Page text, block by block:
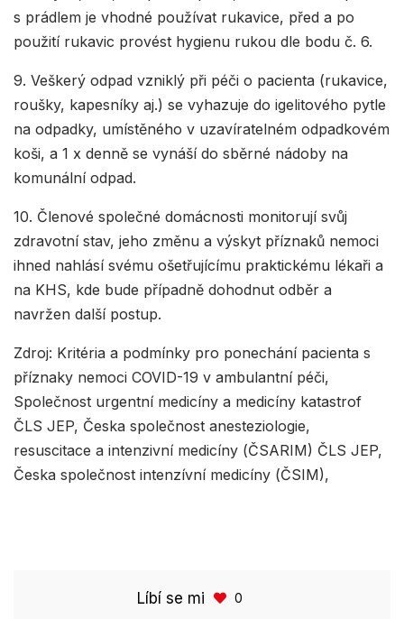
s prádlem je vhodné používat rukavice, před a po
použití rukavic provést hygienu rukou dle bodu č. 6.
9. Veškerý odpad vzniklý při péči o pacienta (rukavice,
roušky, kapesníky aj.) se vyhazuje do igelitového pytle
na odpadky, umístěného v uzavíratelném odpadkovém
koši, a 1 x denně se vynáší do sběrné nádoby na
komunální odpad.
10. Členové společné domácnosti monitorují svůj
zdravotní stav, jeho změnu a výskyt příznaků nemoci
ihned nahlásí svému ošetřujícímu praktickému lékaři a
na KHS, kde bude případně dohodnut odběr a
navržen další postup.
Zdroj: Kritéria a podmínky pro ponechání pacienta s
příznaky nemoci COVID-19 v ambulantní péči,
Společnost urgentní medicíny a medicíny katastrof
ČLS JEP, Česka společnost anesteziologie,
resuscitace a intenzivní medicíny (ČSARIM) ČLS JEP,
Česka společnost intenzívní medicíny (ČSIM),
Líbí se mi 0